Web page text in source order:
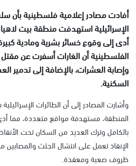
أفادت مصادر إعلامية فلسطينية بأن
الإسرائيلية استهدفت منطقة بيت
أدى إلى وقوع خسائر بشرية ومادية
وإصابة العشرات، بالإضافة إلى تدمير
السكنية.
وأشارت المصادر إلى أن الطائرات
المنطقة، مستهدفة مواقع متعددة، مما
بالكامل وترك العديد من السكان تحت
الإنقاذ تعمل على انتشال الجثث
ظروف صعبة ومعقدة.